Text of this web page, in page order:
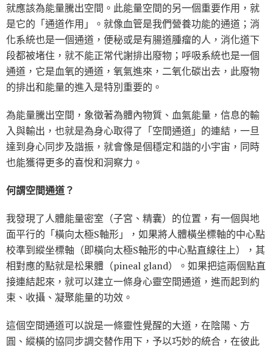
就應該為能量騰出空間。此能量空間的另一個重要作用，就
是它的「通道作用」。就像血管是我們營養功能的通道；消
化系統也是一個通道，便秘或是有腸道腫瘤的人，消化道下
段都被堵住，就不能正常代謝排出廢物；呼吸系統也是一個
通道，它是血氧的通道，氧氣進來，二氧化碳出去，此廢物
的排出和能量的進入是特別重要的。
為能量騰出空間，象徵著為體內物質、血氣能量，信息的輸
入與輸出，也就是為身心取得了「空間通道」的連結，一旦
達到身心同步及諧振，就會像是個穩定和諧的小宇宙，同時
也能獲得更多的喜悅和洞察力。
何謂空間通道？
我發現了人體能量密室（子宮、精囊）的位置，有一個與地
面平行的「橫向太極S軸形」，如果將人體橫坐標軸的中心點
校準到縱坐標軸（即橫向太極S軸形的中心點直線往上），其
相對應的點就是松果體（pineal gland）。如果把這兩個點直
接連結起來，就可以建立一條身心靈空間通道，進而起到約
束、收攝、凝聚能量的功效。
這個空間通道可以說是一條靈性覺醒的大道，在陰陽、方
圓、縱橫的協同步調交替作用下，予以巧妙的統合，在彼此